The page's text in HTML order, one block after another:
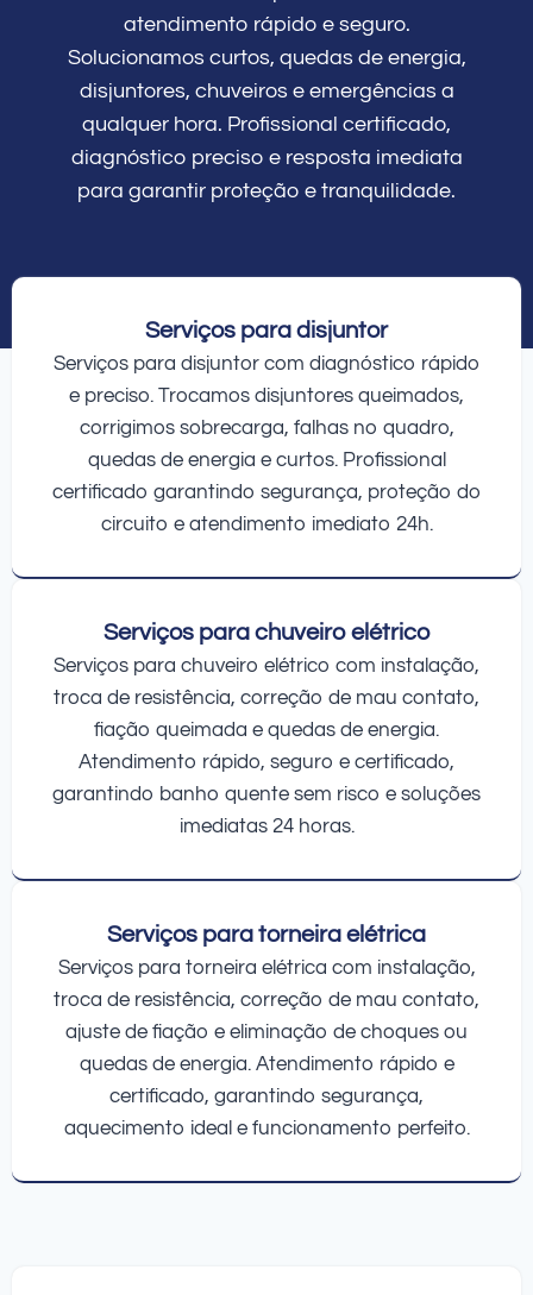
atendimento rápido e seguro.
Solucionamos curtos, quedas de energia,
disjuntores, chuveiros e emergências a
qualquer hora. Profissional certificado,
diagnóstico preciso e resposta imediata
para garantir proteção e tranquilidade.
Serviços para disjuntor
Serviços para disjuntor com diagnóstico rápido
e preciso. Trocamos disjuntores queimados,
corrigimos sobrecarga, falhas no quadro,
quedas de energia e curtos. Profissional
certificado garantindo segurança, proteção do
circuito e atendimento imediato 24h.
Serviços para chuveiro elétrico
Serviços para chuveiro elétrico com instalação,
troca de resistência, correção de mau contato,
fiação queimada e quedas de energia.
Atendimento rápido, seguro e certificado,
garantindo banho quente sem risco e soluções
imediatas 24 horas.
Serviços para torneira elétrica
Serviços para torneira elétrica com instalação,
troca de resistência, correção de mau contato,
ajuste de fiação e eliminação de choques ou
quedas de energia. Atendimento rápido e
certificado, garantindo segurança,
aquecimento ideal e funcionamento perfeito.